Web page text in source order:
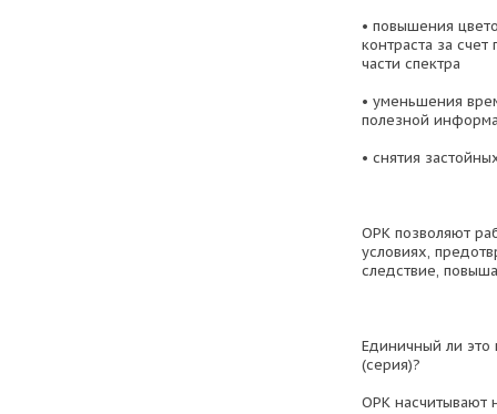
• повышения
контраста за
части спектра
• уменьшения
полезной
• снятия
ОРК позволяют
условиях,
следствие,
Единичный ли это
(серия)?
ОРК насчитывают